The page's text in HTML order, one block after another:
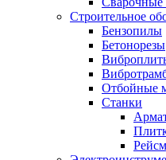
Строительное
Бензопилы
Бетонорезы
Отбойные
Станки